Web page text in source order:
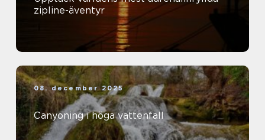
zipline-äventyr
08. december 2025
Canyoning i höga vattenfall